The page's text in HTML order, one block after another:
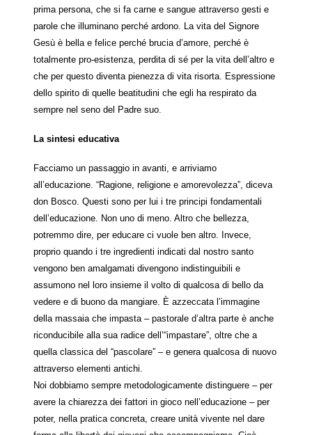
prima persona, che si fa carne e sangue attraverso gesti e
parole che illuminano perché ardono. La vita del Signore
Gesù è bella e felice perché brucia d’amore, perché è
totalmente pro-esistenza, perdita di sé per la vita dell’altro e
che per questo diventa pienezza di vita risorta. Espressione
dello spirito di quelle beatitudini che egli ha respirato da
sempre nel seno del Padre suo.
La sintesi educativa
Facciamo un passaggio in avanti, e arriviamo
all’educazione. “Ragione, religione e amorevolezza”, diceva
don Bosco. Questi sono per lui i tre principi fondamentali
dell’educazione. Non uno di meno. Altro che bellezza,
potremmo dire, per educare ci vuole ben altro. Invece,
proprio quando i tre ingredienti indicati dal nostro santo
vengono ben amalgamati divengono indistinguibili e
assumono nel loro insieme il volto di qualcosa di bello da
vedere e di buono da mangiare. È azzeccata l’immagine
della massaia che impasta – pastorale d’altra parte è anche
riconducibile alla sua radice dell’“impastare”, oltre che a
quella classica del “pascolare” – e genera qualcosa di nuovo
attraverso elementi antichi.
Noi dobbiamo sempre metodologicamente distinguere – per
avere la chiarezza dei fattori in gioco nell’educazione – per
poter, nella pratica concreta, creare unità vivente nel dare